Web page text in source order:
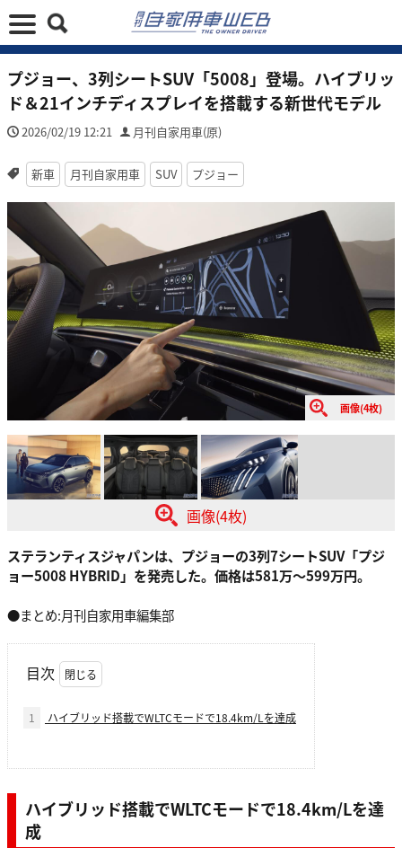
プジョー、3列シートSUV「5008」登場。ハイブリッ
ド＆21インチディスプレイを搭載する新世代モデル
2026/02/19 12:21 月刊自家用車(原)
新車 月刊自家用車 SUV プジョー
画像(4枚)
画像(4枚)
ステランティスジャパンは、プジョーの3列7シートSUV「プジ
ョー5008 HYBRID」を発売した。価格は581万〜599万円。
●まとめ:月刊自家用車編集部
目次
1 ハイブリッド搭載でWLTCモードで18.4km/Lを達成
ハイブリッド搭載でWLTCモードで18.4km/Lを達
成